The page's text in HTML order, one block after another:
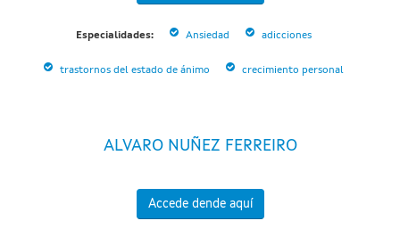
Especialidades: Ansiedad adicciones
trastornos del estado de ánimo crecimiento personal
ALVARO NUÑEZ FERREIRO
Accede dende aquí